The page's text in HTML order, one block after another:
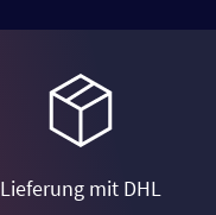
Lieferung mit DHL